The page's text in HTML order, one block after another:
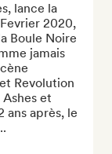
lance la
2020,
Boule Noire
jamais
Revolution
et
ans après, le